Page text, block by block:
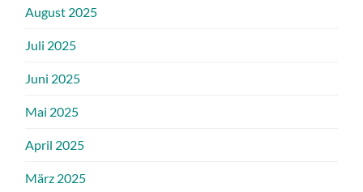
August 2025
Juli 2025
Juni 2025
Mai 2025
April 2025
März 2025